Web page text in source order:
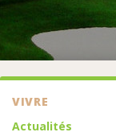
VIVRE
Actualités